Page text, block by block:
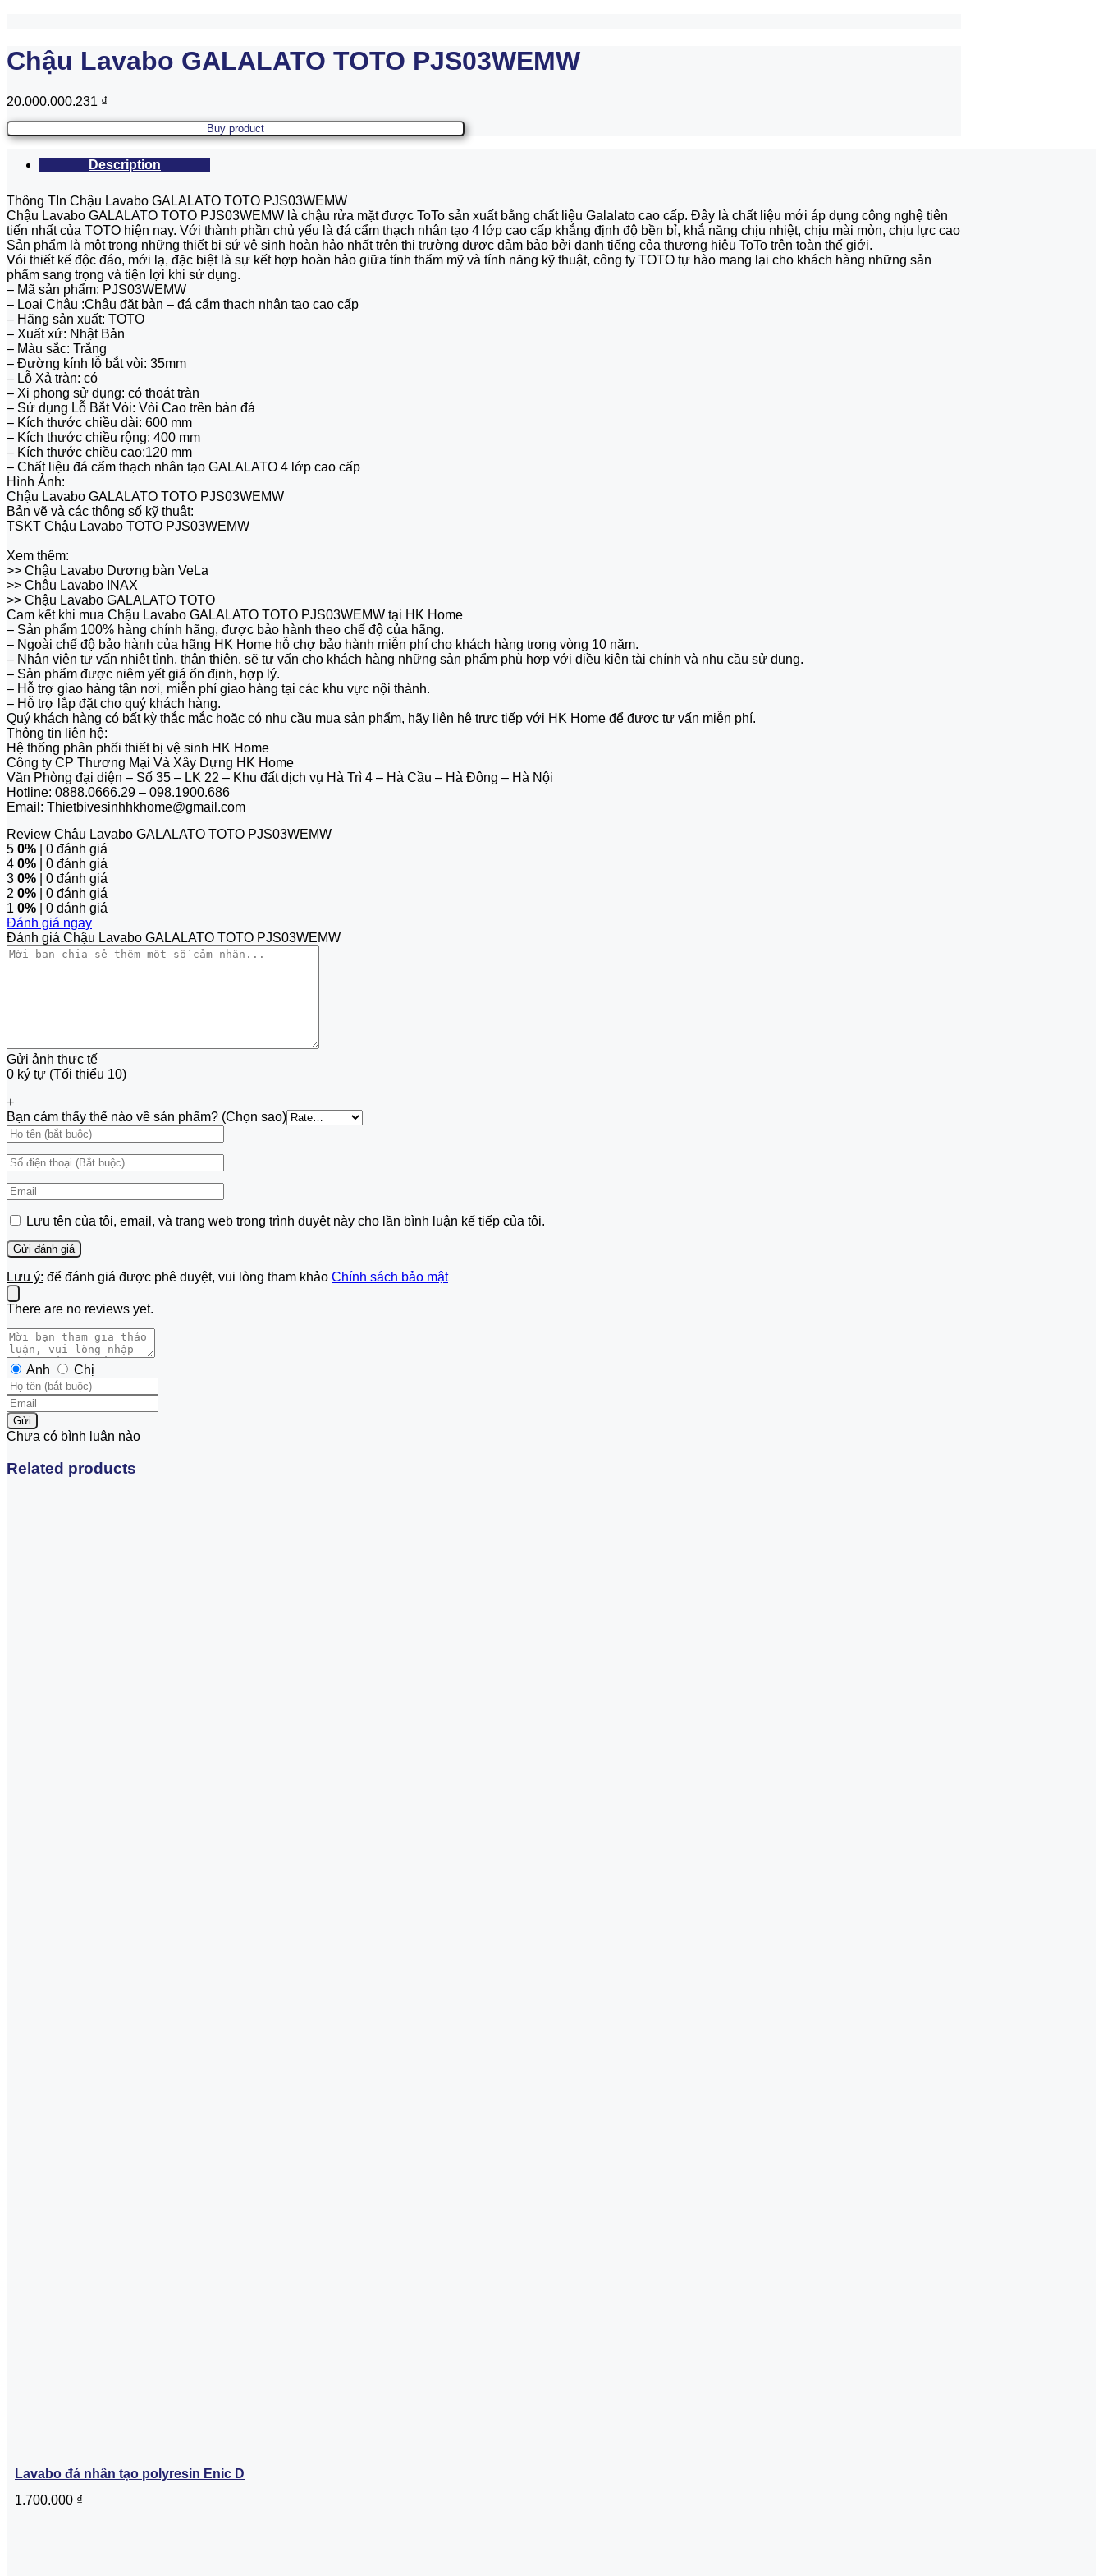
Chậu Lavabo GALALATO TOTO PJS03WEMW
20.000.000.231 ₫
Buy product
Description
Thông TIn Chậu Lavabo GALALATO TOTO PJS03WEMW
Chậu Lavabo GALALATO TOTO PJS03WEMW là chậu rửa mặt được ToTo sản xuất bằng chất liệu Galalato cao cấp. Đây là chất liệu mới áp dụng công nghệ tiên
tiến nhất của TOTO hiện nay. Với thành phần chủ yếu là đá cẩm thạch nhân tạo 4 lớp cao cấp khẳng định độ bền bỉ, khẳ năng chịu nhiệt, chịu mài mòn, chịu lực cao
Sản phẩm là một trong những thiết bị sứ vệ sinh hoàn hảo nhất trên thị trường được đảm bảo bởi danh tiếng cỏa thương hiệu ToTo trên toàn thế giới.
Vói thiết kế độc đáo, mới lạ, đặc biệt là sự kết hợp hoàn hảo giữa tính thẩm mỹ và tính năng kỹ thuật, công ty TOTO tự hào mang lại cho khách hàng những sản
phẩm sang trọng và tiện lợi khi sử dụng.
– Mã sản phẩm: PJS03WEMW
– Loại Chậu :Chậu đặt bàn – đá cẩm thạch nhân tạo cao cấp
– Hãng sản xuất: TOTO
– Xuất xứ: Nhật Bản
– Màu sắc: Trắng
– Đường kính lỗ bắt vòi: 35mm
– Lỗ Xả tràn: có
– Xi phong sử dụng: có thoát tràn
– Sử dụng Lỗ Bắt Vòi: Vòi Cao trên bàn đá
– Kích thước chiều dài: 600 mm
– Kích thước chiều rộng: 400 mm
– Kích thước chiều cao:120 mm
– Chất liệu đá cẩm thạch nhân tạo GALALATO 4 lớp cao cấp
Hình Ảnh:
Chậu Lavabo GALALATO TOTO PJS03WEMW
Bản vẽ và các thông số kỹ thuật:
TSKT Chậu Lavabo TOTO PJS03WEMW
Xem thêm:
>> Chậu Lavabo Dương bàn VeLa
>> Chậu Lavabo INAX
>> Chậu Lavabo GALALATO TOTO
Cam kết khi mua Chậu Lavabo GALALATO TOTO PJS03WEMW tại HK Home
– Sản phẩm 100% hàng chính hãng, được bảo hành theo chế độ của hãng.
– Ngoài chế độ bảo hành của hãng HK Home hỗ chợ bảo hành miễn phí cho khách hàng trong vòng 10 năm.
– Nhân viên tư vấn nhiệt tình, thân thiện, sẽ tư vấn cho khách hàng những sản phẩm phù hợp với điều kiện tài chính và nhu cầu sử dụng.
– Sản phẩm được niêm yết giá ổn định, hợp lý.
– Hỗ trợ giao hàng tận nơi, miễn phí giao hàng tại các khu vực nội thành.
– Hỗ trợ lắp đặt cho quý khách hàng.
Quý khách hàng có bất kỳ thắc mắc hoặc có nhu cầu mua sản phẩm, hãy liên hệ trực tiếp với HK Home để được tư vấn miễn phí.
Thông tin liên hệ:
Hệ thống phân phối thiết bị vệ sinh HK Home
Công ty CP Thương Mại Và Xây Dựng HK Home
Văn Phòng đại diện – Số 35 – LK 22 – Khu đất dịch vụ Hà Trì 4 – Hà Cầu – Hà Đông – Hà Nội
Hotline: 0888.0666.29 – 098.1900.686
Email: Thietbivesinhhkhome@gmail.com
Review Chậu Lavabo GALALATO TOTO PJS03WEMW
5 0% | 0 đánh giá
4 0% | 0 đánh giá
3 0% | 0 đánh giá
2 0% | 0 đánh giá
1 0% | 0 đánh giá
Đánh giá ngay
Đánh giá Chậu Lavabo GALALATO TOTO PJS03WEMW
Gửi ảnh thực tế
0 ký tự (Tối thiểu 10)
+
Bạn cảm thấy thế nào về sản phẩm? (Chọn sao)
Lưu tên của tôi, email, và trang web trong trình duyệt này cho lần bình luận kế tiếp của tôi.
Lưu ý: để đánh giá được phê duyệt, vui lòng tham khảo Chính sách bảo mật
There are no reviews yet.
Anh Chị
Gửi
Chưa có bình luận nào
Related products
Lavabo đá nhân tạo polyresin Enic D
1.700.000 ₫